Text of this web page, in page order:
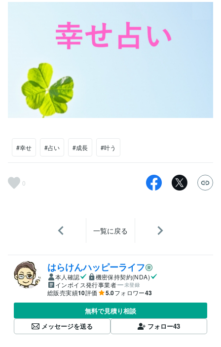
#幸せ #占い #成長 #叶う
0
一覧に戻る
はらけんハッピーライフ
本人確認
機密保持契約(NDA)
インボイス発行事業者
未登録
総販売実績10評価 5.0フォロワー43
無料で見積り相談
メッセージを送る
フォロー43